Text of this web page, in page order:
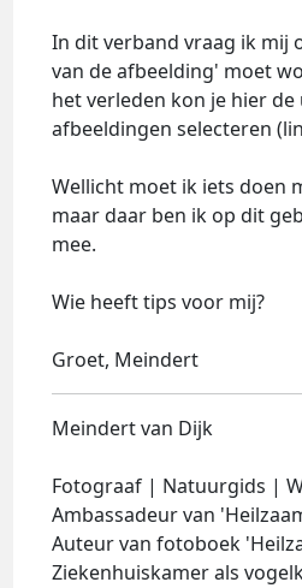
In dit verband vraag ik mij
van de afbeelding' moet
het verleden kon je hier
afbeeldingen selecteren
Wellicht moet ik iets doen
maar daar ben ik op dit
mee.
Wie heeft tips voor mij?
Groet, Meindert
Meindert van Dijk
Fotograaf | Natuurgids |
Ambassadeur van
Auteur van fotoboek
Ziekenhuiskamer als